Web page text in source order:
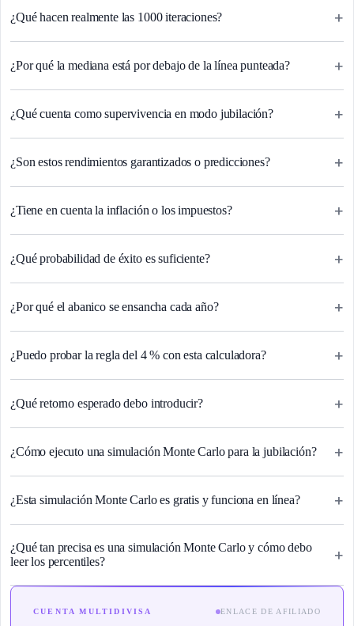
¿Qué hacen realmente las 1000 iteraciones? +
¿Por qué la mediana está por debajo de la línea punteada? +
¿Qué cuenta como supervivencia en modo jubilación? +
¿Son estos rendimientos garantizados o predicciones? +
¿Tiene en cuenta la inflación o los impuestos? +
¿Qué probabilidad de éxito es suficiente? +
¿Por qué el abanico se ensancha cada año? +
¿Puedo probar la regla del 4 % con esta calculadora? +
¿Qué retorno esperado debo introducir? +
¿Cómo ejecuto una simulación Monte Carlo para la jubilación? +
¿Esta simulación Monte Carlo es gratis y funciona en línea? +
¿Qué tan precisa es una simulación Monte Carlo y cómo debo
leer los percentiles?
+
CUENTA MULTIDIVISA ENLACE DE AFILIADO